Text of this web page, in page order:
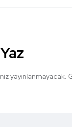
yayınlanmayacak.